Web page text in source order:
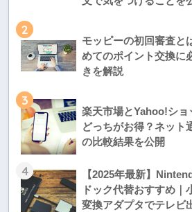
2
モッピーの初回審査と
めてのポイント交換に
きを解説
3
楽天市場とYahoo!ショ
どっちがお得？ネット
の比較結果を公開
4
【2025年最新】
ドック代替おすすめ｜
変換アダプタでテレビ